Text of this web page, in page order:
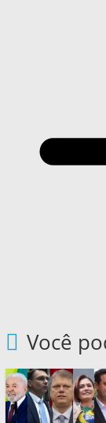
Você